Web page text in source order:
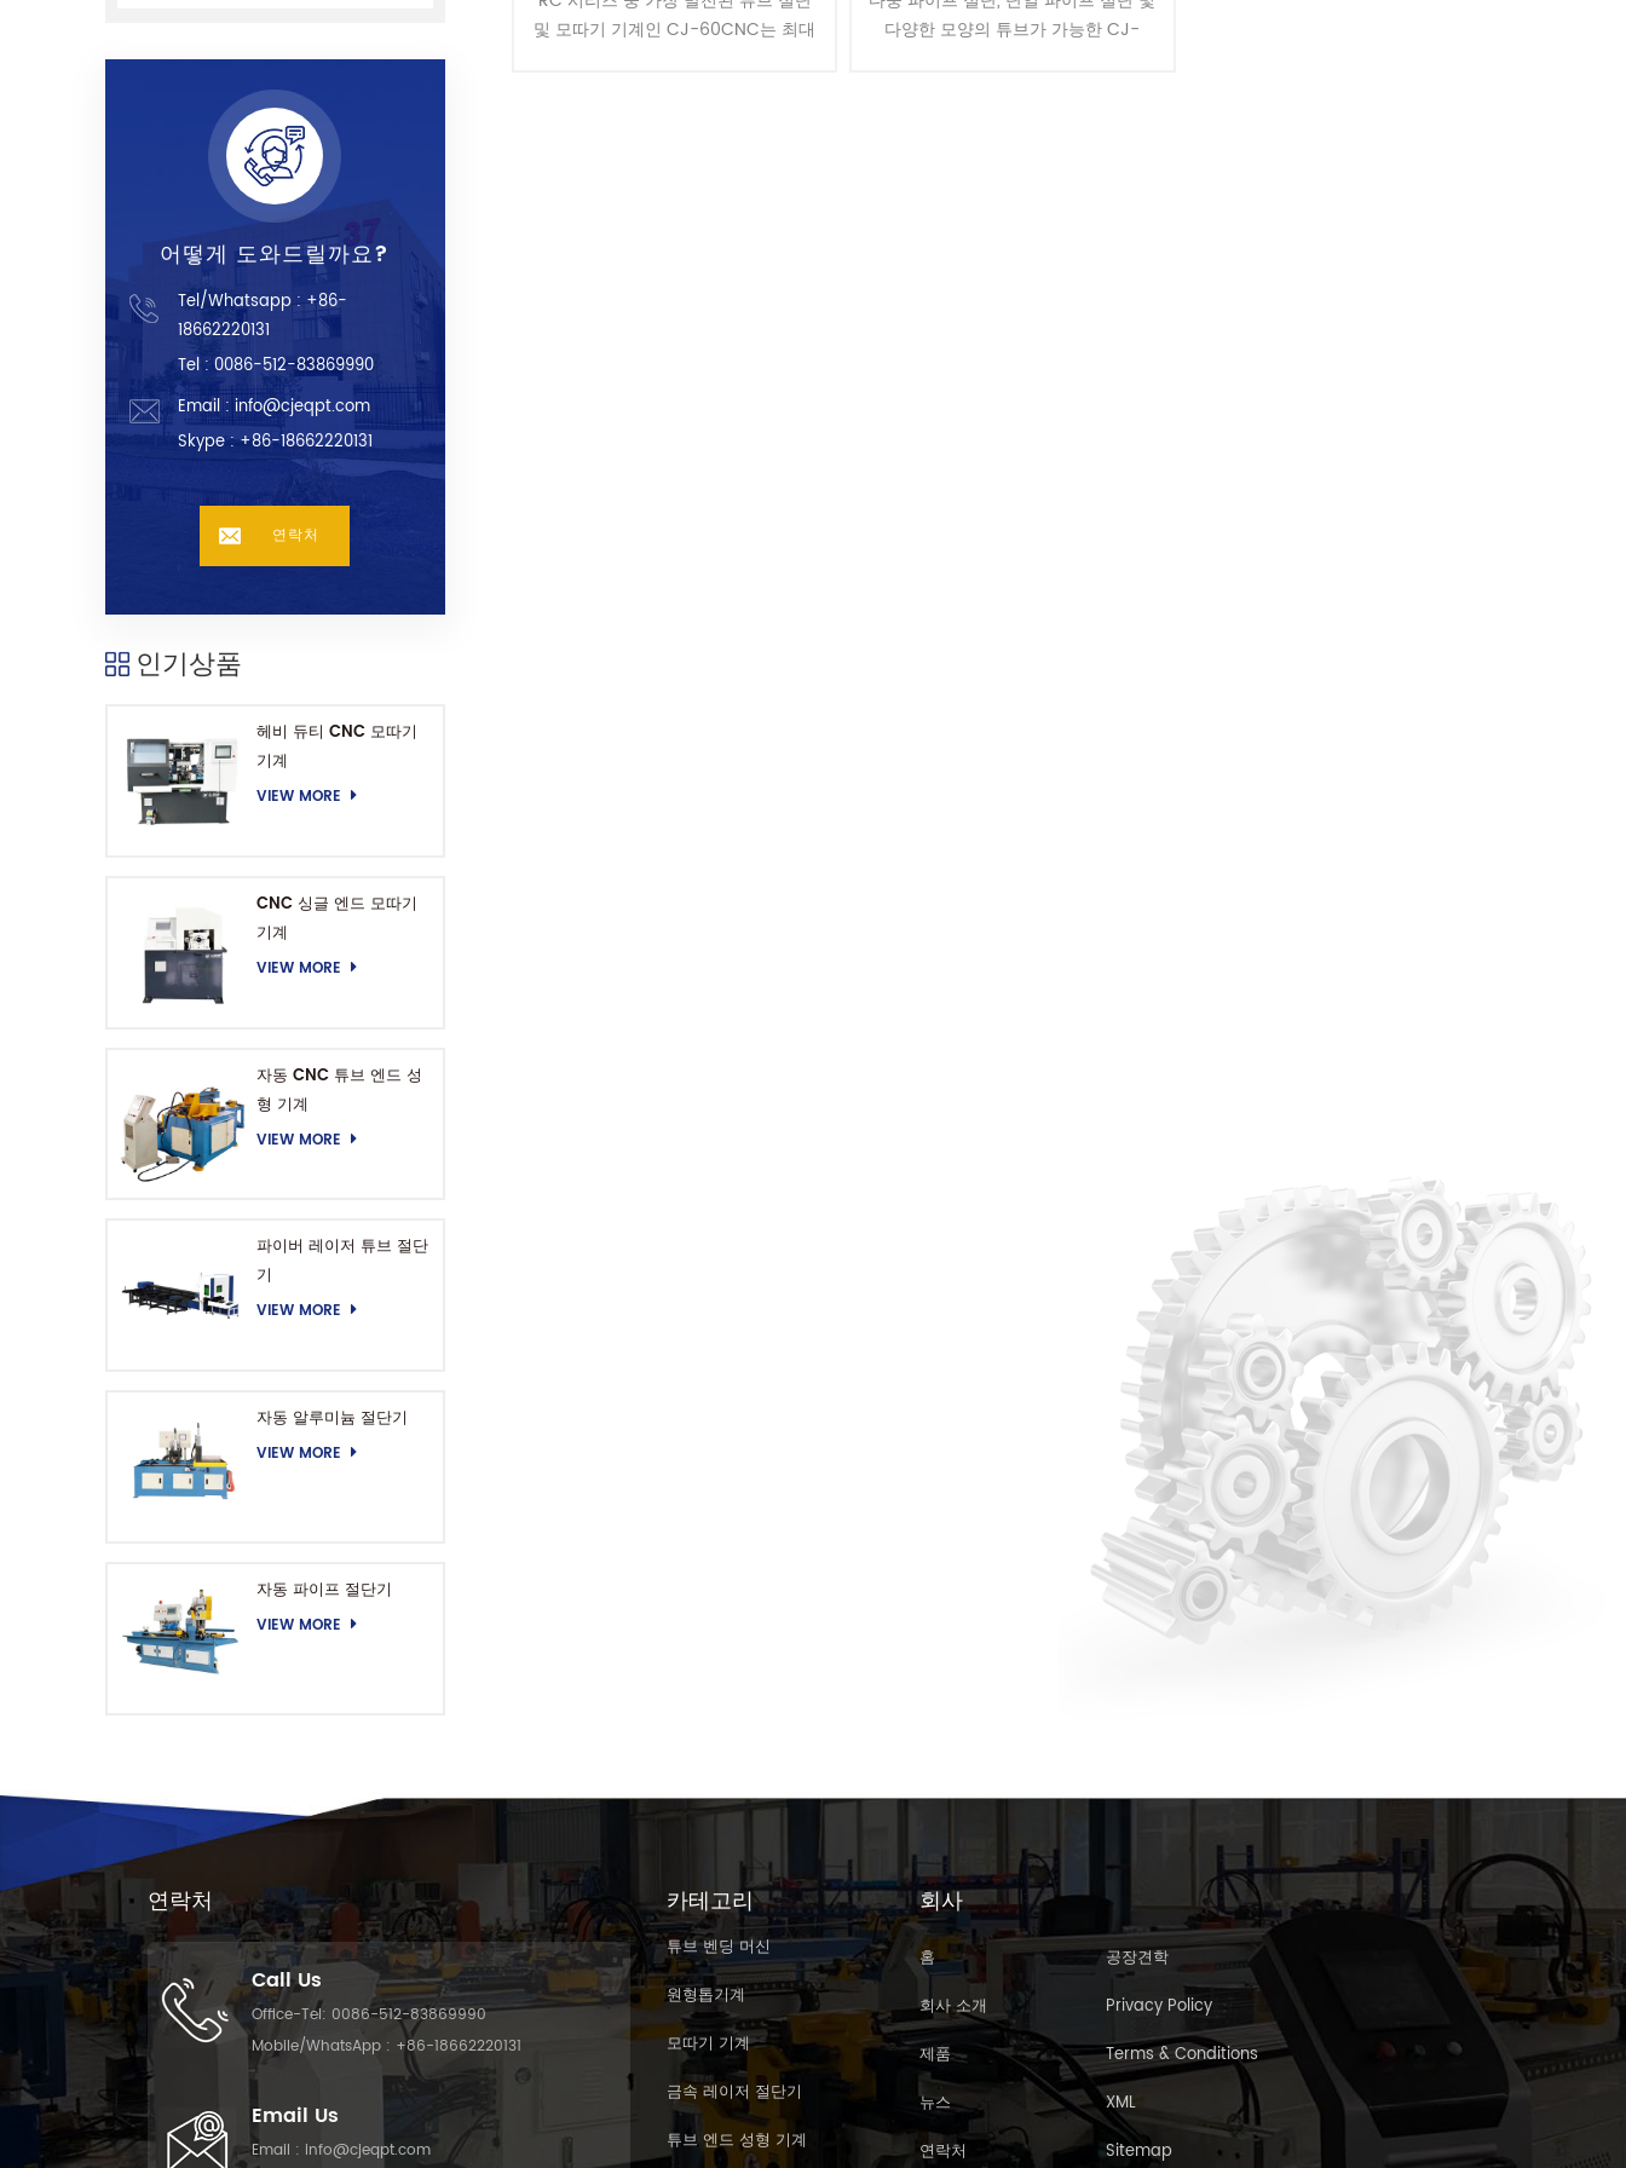
어떻게 도와드릴까요?
Tel/Whatsapp : +86-
18662220131
Tel : 0086-512-83869990
Email : info@cjeqpt.com
Skype :+86-18662220131
연락처
인기상품
헤비 듀티 CNC 모따기
기계
VIEW MORE
CNC 싱글 엔드 모따기
기계
VIEW MORE
자동 CNC 튜브 엔드 성
형 기계
VIEW MORE
파이버 레이저 튜브 절단
기
VIEW MORE
자동 알루미늄 절단기
VIEW MORE
자동 파이프 절단기
VIEW MORE
및 모따기 기계인 CJ-60CNC는 최대
다양한 모양의 튜브가 가능한 CJ-
연락처
Call Us
Office-Tel: 0086-512-83869990
Mobile/WhatsApp : +86-18662220131
Email Us
Email : info@cjeqpt.com
카테고리
튜브 벤딩 머신
원형톱기계
모따기 기계
금속 레이저 절단기
튜브 엔드 성형 기계
회사
홈
회사 소개
제품
뉴스
연락처
공장견학
Privacy Policy
Terms & Conditions
XML
Sitemap